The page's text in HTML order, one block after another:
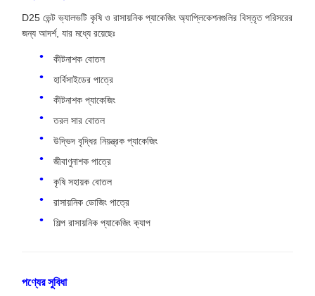
D25 ভেন্ট ভ্যালভটি কৃষি ও রাসায়নিক প্যাকেজিং অ্যাপ্লিকেশনগুলির বিস্তৃত পরিসরের
জন্য আদর্শ, যার মধ্যে রয়েছেঃ
কীটনাশক বোতল
হার্বিসাইডের পাত্রে
কীটনাশক প্যাকেজিং
তরল সার বোতল
উদ্ভিদ বৃদ্ধির নিয়ন্ত্রক প্যাকেজিং
জীবাণুনাশক পাত্রে
কৃষি সহায়ক বোতল
রাসায়নিক ডোজিং পাত্রে
শিল্প রাসায়নিক প্যাকেজিং ক্যাপ
পণ্যের সুবিধা